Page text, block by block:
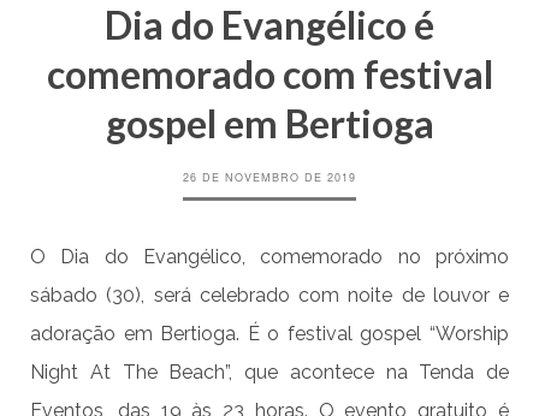
Dia do Evangélico é
comemorado com festival
gospel em Bertioga
26 DE NOVEMBRO DE 2019
O Dia do Evangélico, comemorado no próximo
sábado (30), será celebrado com noite de louvor e
adoração em Bertioga. É o festival gospel “Worship
Night At The Beach”, que acontece na Tenda de
Eventos, das 19 às 23 horas. O evento gratuito é